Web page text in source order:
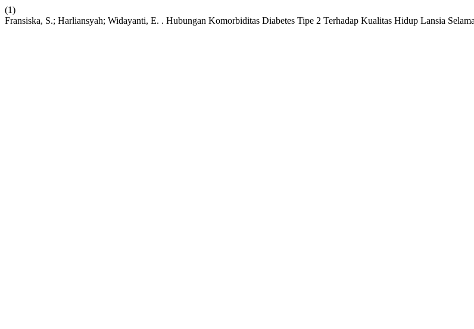
(1)
Fransiska, S.; Harliansyah; Widayanti, E. . Hubungan Komorbiditas Diabetes Tipe 2 Terhadap Kualitas Hidup Lansia